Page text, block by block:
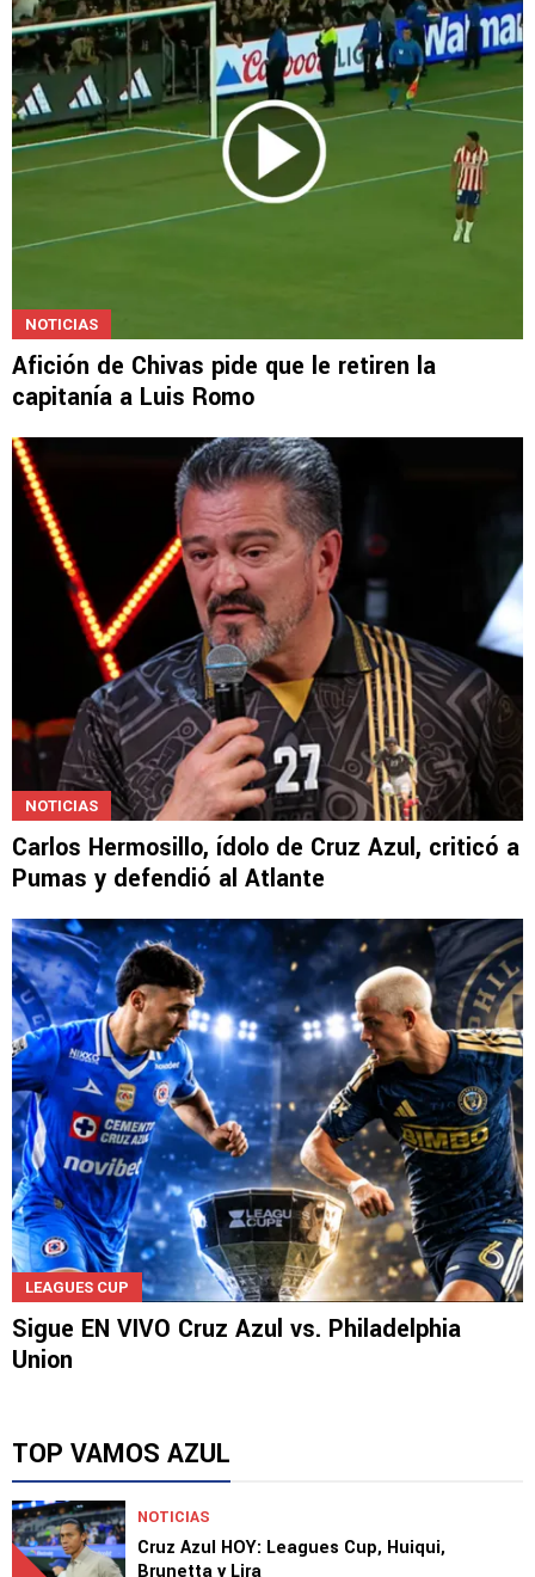
NOTICIAS
Afición de Chivas pide que le retiren la
capitanía a Luis Romo
NOTICIAS
Carlos Hermosillo, ídolo de Cruz Azul, criticó a
Pumas y defendió al Atlante
LEAGUES CUP
Sigue EN VIVO Cruz Azul vs. Philadelphia
Union
TOP VAMOS AZUL
NOTICIAS
Cruz Azul HOY: Leagues Cup, Huiqui,
Brunetta y Lira